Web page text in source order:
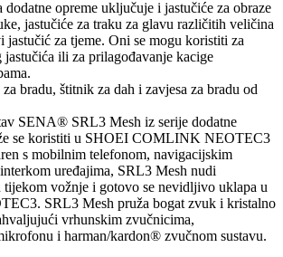
opreme uključuje i jastučiće za obraze
jastučiće za traku za glavu različitih veličina
za tjeme. Oni se mogu koristiti za
ili za prilagođavanje kacige
bradu, štitnik za dah i zavjesa za bradu od
SENA® SRL3 Mesh iz serije dodatne
se koristiti u SHOEI COMLINK NEOTEC3
s mobilnim telefonom, navigacijskim
uređajima, SRL3 Mesh nudi
vožnje i gotovo se nevidljivo uklapa u
SRL3 Mesh pruža bogat zvuk i kristalno
vrhunskim zvučnicima,
i harman/kardon® zvučnom sustavu.